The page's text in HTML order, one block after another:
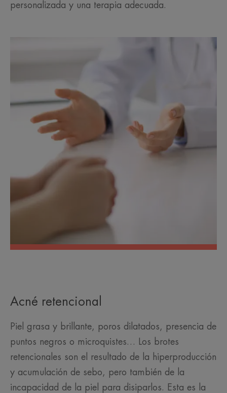
personalizada y una terapia adecuada.
Acné retencional
Piel grasa y brillante, poros dilatados, presencia de
puntos negros o microquistes… Los brotes
retencionales son el resultado de la hiperproducción
y acumulación de sebo, pero también de la
incapacidad de la piel para disiparlos. Esta es la